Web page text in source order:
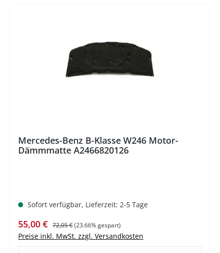
Mercedes-Benz B-Klasse W246 Motor-
Dämmmatte A2466820126
Sofort verfügbar, Lieferzeit: 2-5 Tage
Verkaufspreis:
55,00 € Regulärer Preis:
72,05 €(23.66% gespart)
Preise inkl. MwSt. zzgl. Versandkosten